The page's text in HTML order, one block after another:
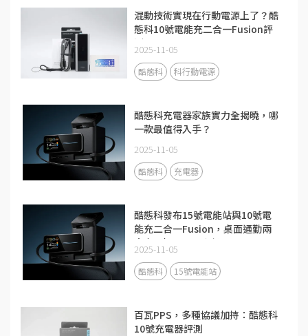
混動技術實現在行動電源上了？酷
態科10號電能充二合一Fusion評
測
2025-11-05
酷態科 科行動電源
酷態科充電器家族實力全揭曉，哪
一款最值得入手？
2025-11-05
酷態科 充電器
酷態科發布15號電能站與10號電
能充二合一Fusion，桌面通勤兩
大充電場景全面升級
2025-11-05
酷態科 15號電能站
百瓦PPS，多種協議加持：酷態科
10號充電器評測